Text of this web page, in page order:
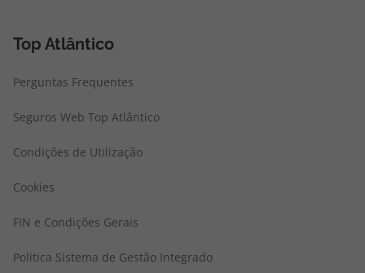
Top Atlântico
Perguntas Frequentes
Seguros Web Top Atlântico
Condições de Utilização
Cookies
FIN e Condições Gerais
Politica Sistema de Gestão Integrado